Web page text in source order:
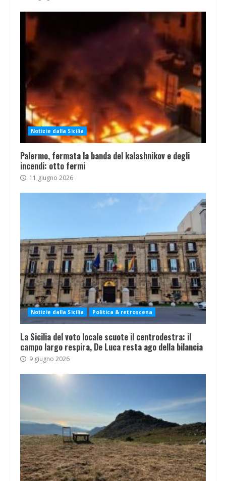
Notizie dalla Sicilia
Palermo, fermata la banda del kalashnikov e degli
incendi: otto fermi
11 giugno 2026
Notizie dalla Sicilia Politica & retroscena
La Sicilia del voto locale scuote il centrodestra: il
campo largo respira, De Luca resta ago della bilancia
9 giugno 2026